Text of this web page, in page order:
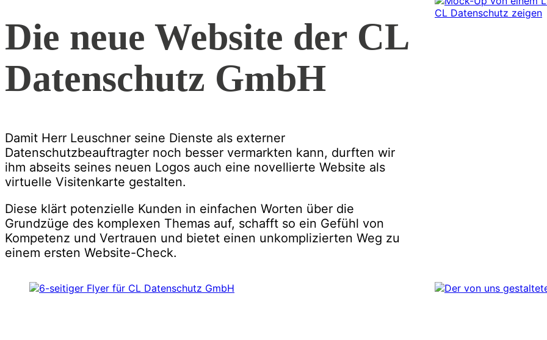
Die neue Website der CL
Datenschutz GmbH
Damit Herr Leuschner seine Dienste als externer
Datenschutzbeauftragter noch besser vermarkten kann, durften wir
ihm abseits seines neuen Logos auch eine novellierte Website als
virtuelle Visitenkarte gestalten.
Diese klärt potenzielle Kunden in einfachen Worten über die
Grundzüge des komplexen Themas auf, schafft so ein Gefühl von
Kompetenz und Vertrauen und bietet einen unkomplizierten Weg zu
einem ersten Website-Check.